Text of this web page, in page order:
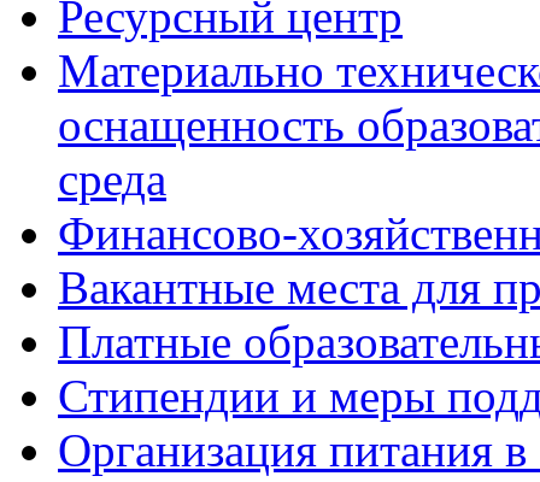
Ресурсный центр
Материально
оснащенность
среда
Финансово-
Вакантные места для
Платные
Стипендии и меры
Организация питания в